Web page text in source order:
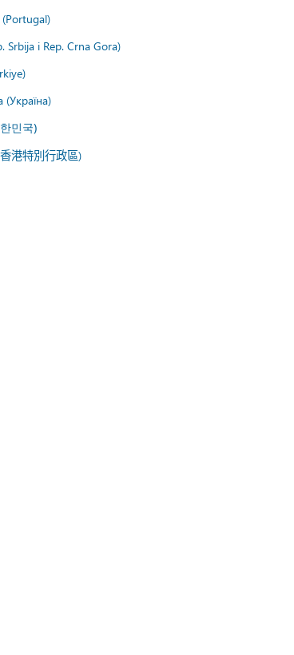
Srbija i Rep. Crna Gora)
(Україна)
민국)
港特別行政區)